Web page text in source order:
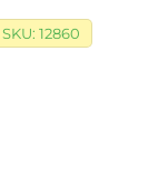
SKU:12860